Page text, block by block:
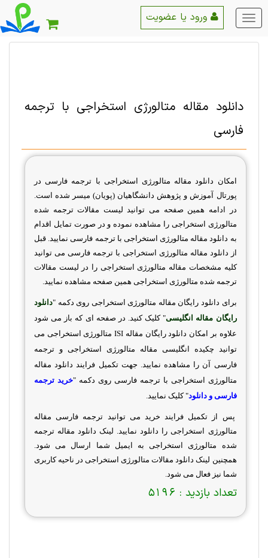
منو
اصلی
دانلود مقاله متالورژی استخراجی‌ با ترجمه
فارسی
امکان دانلود مقاله متالورژی استخراجی‌ با ترجمه فارسی در
پورتال آموزش و پژوهش دانشگاهیان (پویان) میسر شده است.
در ادامه همین صفحه می توانید لیست مقالات ترجمه شده
متالورژی استخراجی‌ را مشاهده نموده و در صورت تمایل اقدام
به دانلود مقاله متالورژی استخراجی‌ با ترجمه فارسی نمایید. قبل
از دانلود مقاله متالورژی استخراجی‌ با ترجمه فارسی می توانید
کلیه مشخصات مقاله متالورژی استخراجی‌ را در لیست مقالات
ترجمه شده متالورژی استخراجی‌ همین صفحه مشاهده نمایید.
برای دانلود رایگان مقاله متالورژی استخراجی‌ روی دکمه "دانلود
رایگان مقاله انگلیسی" کلیک کنید. در صفحه ای که باز می شود
علاوه بر امکان دانلود رایگان مقاله ISI متالورژی استخراجی‌ می
توانید چکیده انگلیسی مقاله متالورژی استخراجی‌ و ترجمه
فارسی آن را مشاهده نمایید. جهت تکمیل فرایند دانلود مقاله
متالورژی استخراجی‌ با ترجمه فارسی روی دکمه "خرید ترجمه
فارسی و دانلود" کلیک نمایید.
پس از تکمیل فرایند خرید می توانید ترجمه فارسی مقاله
متالورژی استخراجی‌ را دانلود نمایید. لینک دانلود مقاله ترجمه
شده متالورژی استخراجی‌ به ایمیل شما ارسال می شود.
همچنین لینک دانلود مقالات متالورژی استخراجی‌ در ناحیه کاربری
شما نیز فعال می شود.
تعداد بازدید : 5196